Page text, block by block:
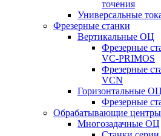
точения
Универсальные
Фрезерные станки
Вертикальные ОЦ
Фрезерные
VC-PRIMOS
Фрезерные
VCN
Горизонтальные ОЦ
Фрезерные
Обрабатывающие центры
Многозадачные ОЦ